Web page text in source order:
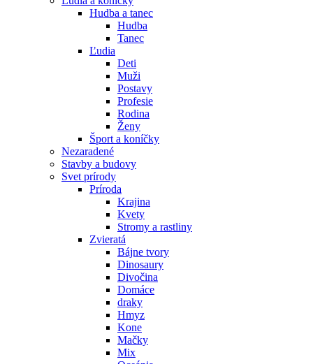
Hudba a tanec
Hudba
Tanec
Ľudia
Deti
Muži
Postavy
Profesie
Rodina
Ženy
Šport a koníčky
Nezaradené
Stavby a budovy
Svet prírody
Príroda
Krajina
Kvety
Stromy a rastliny
Zvieratá
Bájne tvory
Dinosaury
Divočina
Domáce
draky
Hmyz
Kone
Mačky
Mix